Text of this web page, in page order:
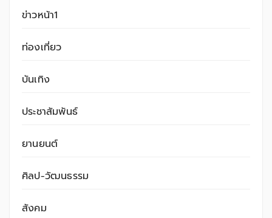
ข่าวหน้า1
ท่องเที่ยว
บันเทิง
ประชาสัมพันธ์
ยานยนต์
ศิลป-วัฒนธรรม
สังคม